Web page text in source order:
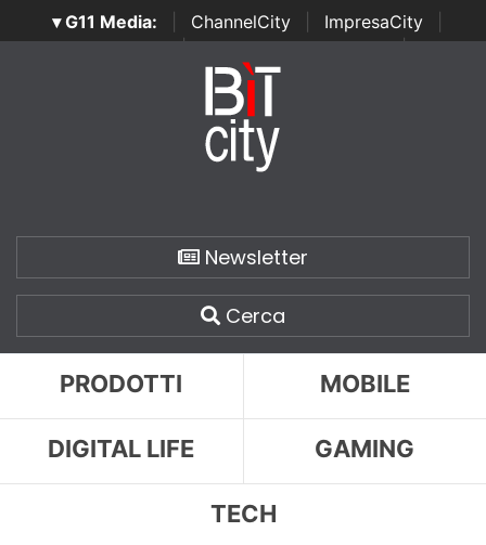
▾ G11 Media: ChannelCity ImpresaCity
SecurityOpenLab | Italian Channel Awards | Italian
Italian Security Awards
Newsletter
Cerca
PRODOTTI MOBILE
DIGITAL LIFE GAMING
TECH